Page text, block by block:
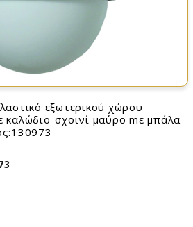
καλώδιο-σχοινί μαύρο mε μπάλα